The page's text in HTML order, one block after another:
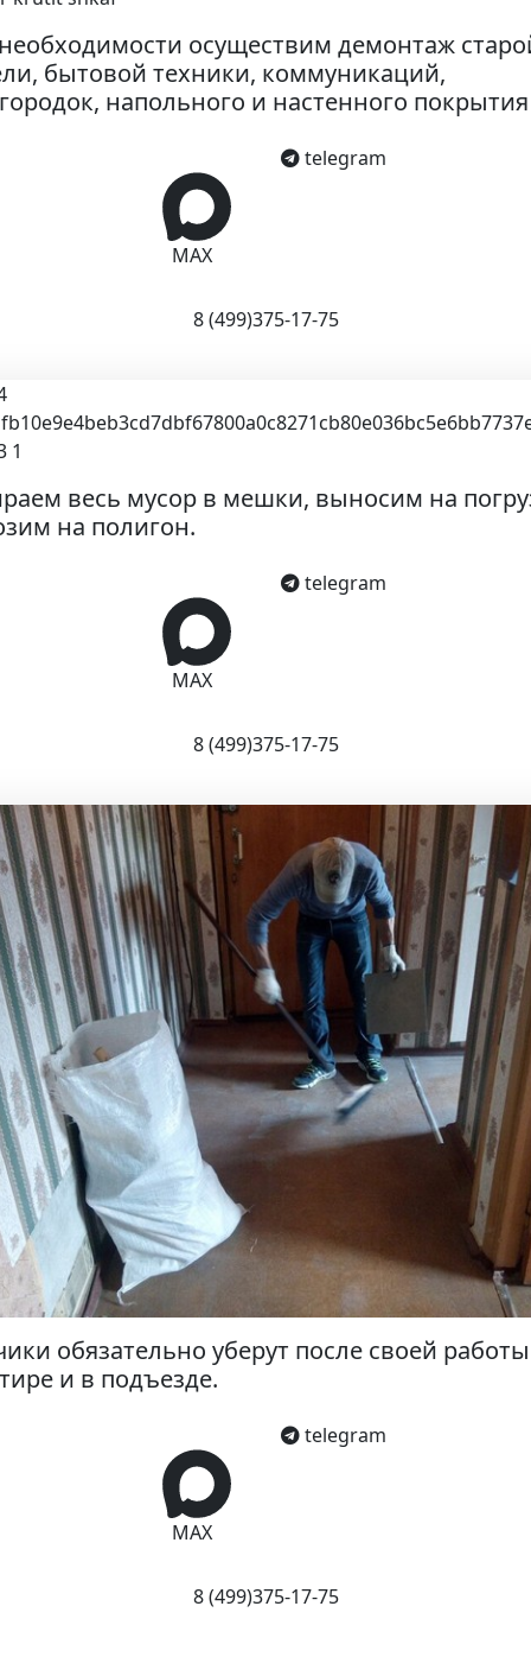
осуществим демонтаж
бытовой техники, коммуникаций,
напольного и настенного покрытия
MAX
telegram
8 (499)375-17-75
весь мусор в мешки, выносим на
на полигон.
MAX
telegram
8 (499)375-17-75
обязательно уберут после своей
и в подъезде.
MAX
telegram
8 (499)375-17-75